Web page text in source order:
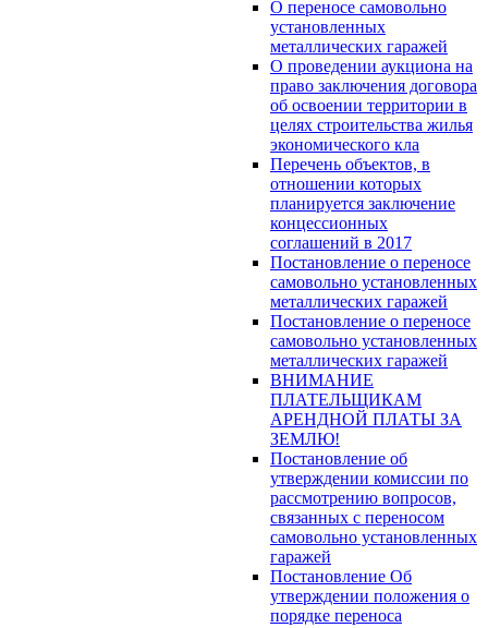
О переносе самовольно
установленных
металлических гаражей
О проведении аукциона на
право заключения договора
об освоении территории в
целях строительства жилья
экономического кла
Перечень объектов, в
отношении которых
планируется заключение
концессионных
соглашений в 2017
Постановление о переносе
самовольно установленных
металлических гаражей
Постановление о переносе
самовольно установленных
металлических гаражей
ВНИМАНИЕ
ПЛАТЕЛЬЩИКАМ
АРЕНДНОЙ ПЛАТЫ ЗА
ЗЕМЛЮ!
Постановление об
утверждении комиссии по
рассмотрению вопросов,
связанных с переносом
самовольно установленных
гаражей
Постановление Об
утверждении положения о
порядке переноса